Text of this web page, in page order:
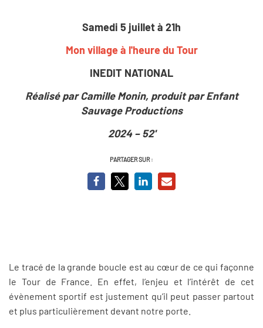
Samedi 5 juillet à 21h
Mon village à l'heure du Tour
INEDIT NATIONAL
Réalisé par Camille Monin, produit par Enfant
Sauvage Productions
2024 – 52'
PARTAGER SUR :
Le tracé de la grande boucle est au cœur de ce qui façonne
le Tour de France. En effet, l’enjeu et l’intérêt de cet
évènement sportif est justement qu’il peut passer partout
et plus particulièrement devant notre porte.